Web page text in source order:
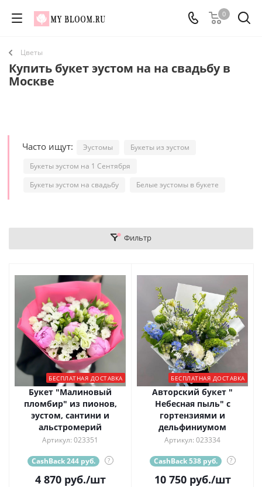
0
Цветы
Купить букет эустом на на свадьбу в
Москве
Часто ищут: Эустомы
Букеты из эустом
Букеты эустом на 1 Сентября
Букеты эустом на свадьбу
Белые эустомы в букете
Фильтр
БЕСПЛАТНАЯ ДОСТАВКА
Букет "Малиновый
пломбир" из пионов,
эустом, сантини и
альстромерий
Артикул: 023351
CashBack 244 руб. ?
4 870руб./шт
БЕСПЛАТНАЯ ДОСТАВКА
Авторский букет "
Небесная пыль" с
гортензиями и
дельфиниумом
Артикул: 023334
CashBack 538 руб. ?
10 750руб./шт